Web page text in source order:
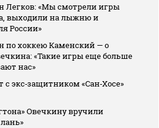
«Мы смотрели игры
выходили на лыжню и
России»
хоккею Каменский — о
«Такие игры еще больше
нас»
экс‑защитником «Сан‑Хосе»
Овечкину вручили